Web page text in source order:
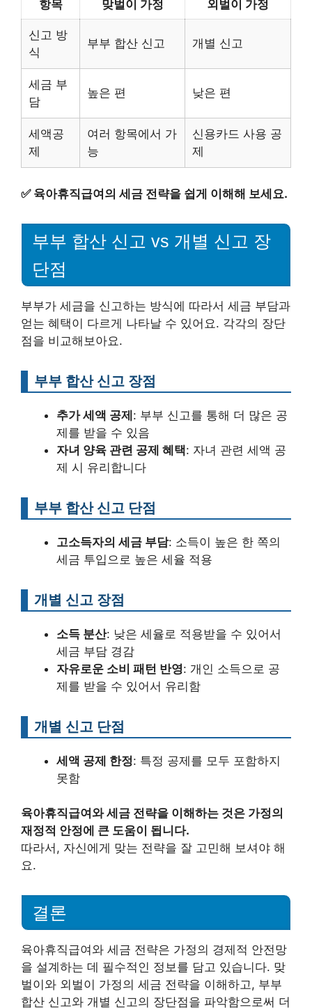
항목 맞벌이 가정 외벌이 가정
신고 방
식
부부 합산 신고 개별 신고
세금 부
담
높은 편 낮은 편
세액공
제
여러 항목에서 가
능
신용카드 사용 공
제
✅ 육아휴직급여의 세금 전략을 쉽게 이해해 보세요.
부부 합산 신고 vs 개별 신고 장
단점
부부가 세금을 신고하는 방식에 따라서 세금 부담과
얻는 혜택이 다르게 나타날 수 있어요. 각각의 장단
점을 비교해보아요.
부부 합산 신고 장점
추가 세액 공제: 부부 신고를 통해 더 많은 공
제를 받을 수 있음
자녀 양육 관련 공제 혜택: 자녀 관련 세액 공
제 시 유리합니다
부부 합산 신고 단점
고소득자의 세금 부담: 소득이 높은 한 쪽의
세금 투입으로 높은 세율 적용
개별 신고 장점
소득 분산: 낮은 세율로 적용받을 수 있어서
세금 부담 경감
자유로운 소비 패턴 반영: 개인 소득으로 공
제를 받을 수 있어서 유리함
개별 신고 단점
세액 공제 한정: 특정 공제를 모두 포함하지
못함
육아휴직급여와 세금 전략을 이해하는 것은 가정의
재정적 안정에 큰 도움이 됩니다.
따라서, 자신에게 맞는 전략을 잘 고민해 보셔야 해
요.
결론
육아휴직급여와 세금 전략은 가정의 경제적 안전망
을 설계하는 데 필수적인 정보를 담고 있습니다. 맞
벌이와 외벌이 가정의 세금 전략을 이해하고, 부부
합산 신고와 개별 신고의 장단점을 파악함으로써 더